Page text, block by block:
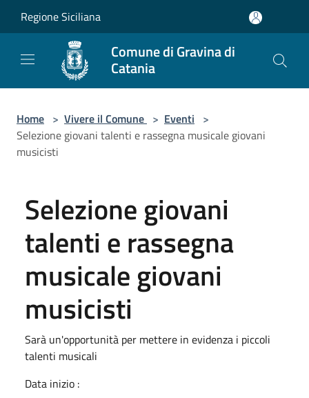
Regione Siciliana
Comune di Gravina di
Catania
Home > Vivere il Comune > Eventi >
Selezione giovani talenti e rassegna musicale giovani
musicisti
Selezione giovani
talenti e rassegna
musicale giovani
musicisti
Sarà un'opportunità per mettere in evidenza i piccoli
talenti musicali
Data inizio :